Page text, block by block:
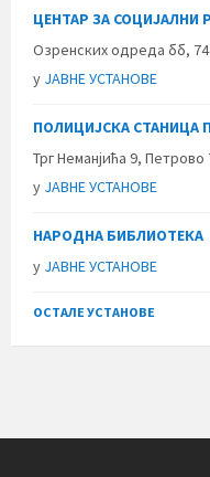
ЦЕНТАР ЗА СОЦИЈАЛНИ
Озренских одреда бб,
у ЈАВНЕ УСТАНОВЕ
ПОЛИЦИЈСКА СТАНИЦА
Трг Неманјића 9,
у ЈАВНЕ УСТАНОВЕ
НАРОДНА БИБЛИОТЕКА
у ЈАВНЕ УСТАНОВЕ
ОСТАЛЕ УСТАНОВЕ